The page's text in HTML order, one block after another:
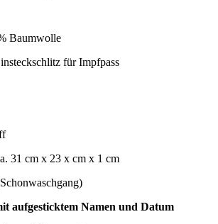
Baumwolle
für Impfpass
31 cm x 23 x cm x 1 cm
aufgesticktem Namen und Datum